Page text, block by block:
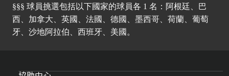
§§§ 球員挑選包括以下國家的球員各 1 名：阿根廷、巴
西、加拿大、英國、法國、德國、墨西哥、荷蘭、葡萄
牙、沙地阿拉伯、西班牙、美國。